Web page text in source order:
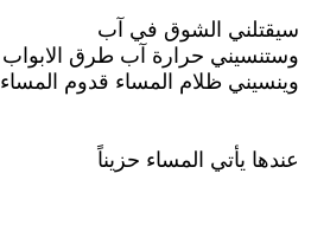
سيقتلني الشوق في آب
وستنسيني حرارة آب طرق الابواب
وينسيني ظلام المساء قدوم المساء
عندها يأتي المساء حزيناً